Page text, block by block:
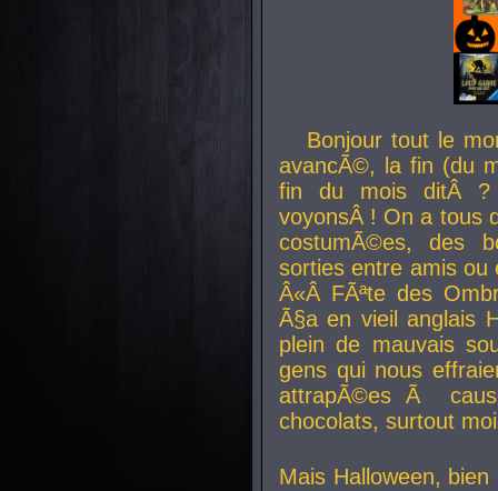
Bonjour tout le
avancÃ©, la fin (du
fin du mois ditÂ ?
voyonsÂ ! On a tous
costumÃ©es, des
sorties entre amis
Â«Â FÃªte des
Ã§a en vieil anglais
plein de mauvais
gens qui nous
attrapÃ©es Ã
chocolats, surtout
Mais Halloween, bien